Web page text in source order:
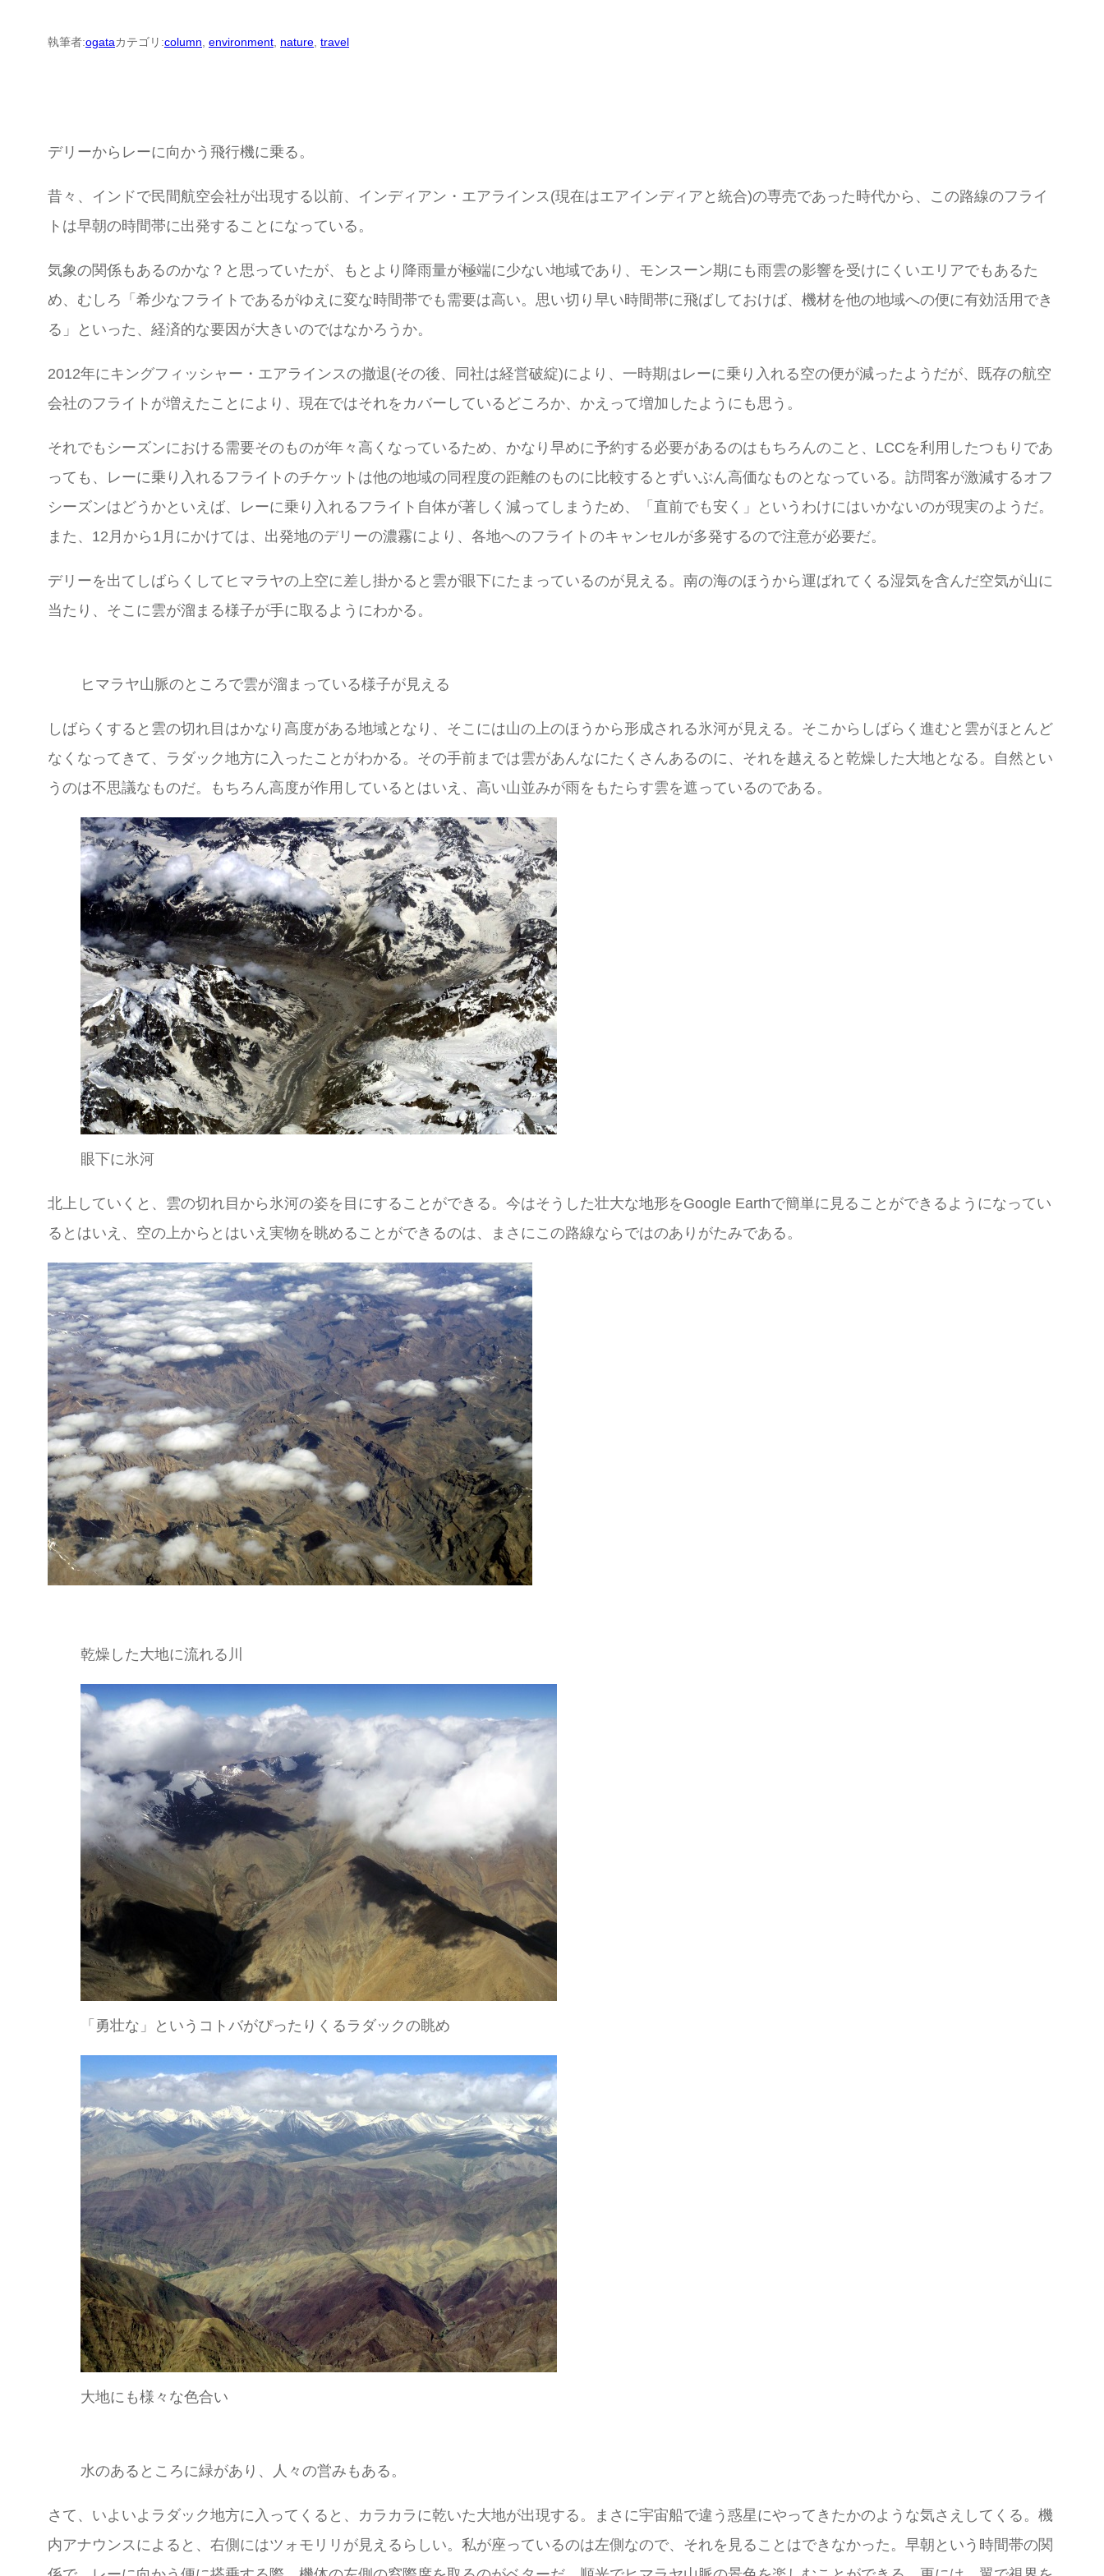
執筆者:ogataカテゴリ:column environment nature travel
デリーからレーに向かう飛行機に乗る。
昔々、インドで民間航空会社が出現する以前、インディアン・エアラインス(現在はエアインディアと統合)の専売であった時代から、この路線のフライ
トは早朝の時間帯に出発することになっている。
気象の関係もあるのかな？と思っていたが、もとより降雨量が極端に少ない地域であり、モンスーン期にも雨雲の影響を受けにくいエリアでもあるた
め、むしろ「希少なフライトであるがゆえに変な時間帯でも需要は高い。思い切り早い時間帯に飛ばしておけば、機材を他の地域への便に有効活用でき
る」といった、経済的な要因が大きいのではなかろうか。
2012年にキングフィッシャー・エアラインスの撤退(その後、同社は経営破綻)により、一時期はレーに乗り入れる空の便が減ったようだが、既存の航空
会社のフライトが増えたことにより、現在ではそれをカバーしているどころか、かえって増加したようにも思う。
それでもシーズンにおける需要そのものが年々高くなっているため、かなり早めに予約する必要があるのはもちろんのこと、LCCを利用したつもりであ
っても、レーに乗り入れるフライトのチケットは他の地域の同程度の距離のものに比較するとずいぶん高価なものとなっている。訪問客が激減するオフ
シーズンはどうかといえば、レーに乗り入れるフライト自体が著しく減ってしまうため、「直前でも安く」というわけにはいかないのが現実のようだ。
また、12月から1月にかけては、出発地のデリーの濃霧により、各地へのフライトのキャンセルが多発するので注意が必要だ。
デリーを出てしばらくしてヒマラヤの上空に差し掛かると雲が眼下にたまっているのが見える。南の海のほうから運ばれてくる湿気を含んだ空気が山に
当たり、そこに雲が溜まる様子が手に取るようにわかる。
ヒマラヤ山脈のところで雲が溜まっている様子が見える
しばらくすると雲の切れ目はかなり高度がある地域となり、そこには山の上のほうから形成される氷河が見える。そこからしばらく進むと雲がほとんど
なくなってきて、ラダック地方に入ったことがわかる。その手前までは雲があんなにたくさんあるのに、それを越えると乾燥した大地となる。自然とい
うのは不思議なものだ。もちろん高度が作用しているとはいえ、高い山並みが雨をもたらす雲を遮っているのである。
眼下に氷河
北上していくと、雲の切れ目から氷河の姿を目にすることができる。今はそうした壮大な地形をGoogle Earthで簡単に見ることができるようになってい
るとはいえ、空の上からとはいえ実物を眺めることができるのは、まさにこの路線ならではのありがたみである。
乾燥した大地に流れる川
「勇壮な」というコトバがぴったりくるラダックの眺め
大地にも様々な色合い
水のあるところに緑があり、人々の営みもある。
さて、いよいよラダック地方に入ってくると、カラカラに乾いた大地が出現する。まさに宇宙船で違う惑星にやってきたかのような気さえしてくる。機
内アナウンスによると、右側にはツォモリリが見えるらしい。私が座っているのは左側なので、それを見ることはできなかった。早朝という時間帯の関